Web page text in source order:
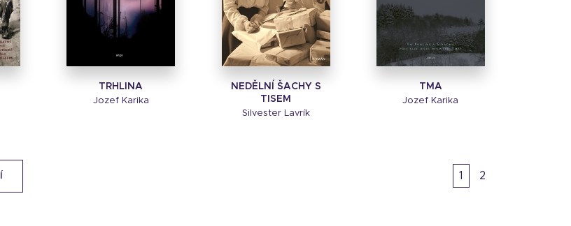
TRHLINA
Jozef Karika
NEDĚLNÍ ŠACHY S
TISEM
Silvester Lavrík
TMA
Jozef Karika
1 2